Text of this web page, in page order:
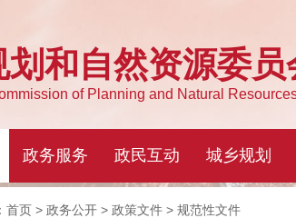
首页 > 政务公开 > 政策文件 > 规范性文件